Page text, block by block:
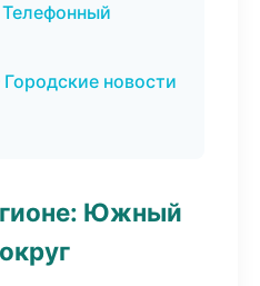
новости
Южный